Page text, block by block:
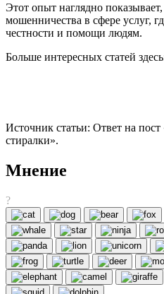
Этот опыт наглядно
мошенничества в сфере услуг,
честности и помощи людям.
Больше интересных статей
Источник статьи: Ответ на
стиралки».
Мнение
?